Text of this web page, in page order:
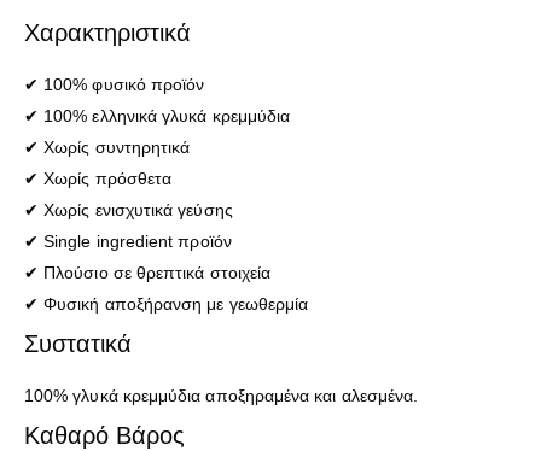
Χαρακτηριστικά
✔ 100% φυσικό προϊόν
✔ 100% ελληνικά γλυκά κρεμμύδια
✔ Χωρίς συντηρητικά
✔ Χωρίς πρόσθετα
✔ Χωρίς ενισχυτικά γεύσης
✔ Single ingredient προϊόν
✔ Πλούσιο σε θρεπτικά στοιχεία
✔ Φυσική αποξήρανση με γεωθερμία
Συστατικά
100% γλυκά κρεμμύδια αποξηραμένα και αλεσμένα.
Καθαρό Βάρος